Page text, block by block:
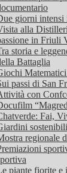
giorni intensi
alla
in Friuli
storia e
Battaglia
passi di San
con
Fai,
regionale
piante fiorite e